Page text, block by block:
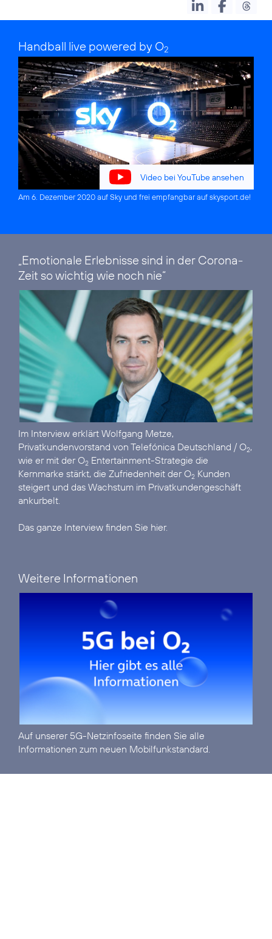
Handball live powered by O2
Video bei YouTube ansehen
Am 6. Dezember 2020 auf Sky und frei empfangbar aufskysport.de!
„Emotionale Erlebnisse sind in der Corona-
Zeit so wichtig wie noch nie“
Im Interview erklärt Wolfgang Metze,
Privatkundenvorstand von Telefónica Deutschland / O2,
wie er mit der O2 Entertainment-Strategie die
Kernmarke stärkt, die Zufriedenheit der O2 Kunden
steigert und das Wachstum im Privatkundengeschäft
ankurbelt.
Das ganze Interview finden Sie hier.
Weitere Informationen
Auf unserer 5G-Netzinfoseite finden Sie alle
Informationen zum neuen Mobilfunkstandard.